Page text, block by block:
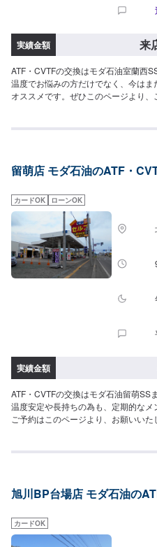
実績金額 来
ATF・CVTFの交換はモダ石油室蘭西
温度でお悩みの方だけでなく、今は
オススメです。ぜひこのページより、
留萌店 モダ石油のATF・
カードOK ローンOK
実績金額
ATF・CVTFの交換はモダ石油留萌SS
温度安定や長持ちの為も、定期的なメ
ご予約はこのページより、お願いいた
旭川BP台場店 モダ石油の
カードOK